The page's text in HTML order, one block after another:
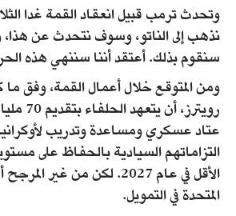
وتحدث ترمب قبيل انعقاد القمة غدا
نذهب إلى الناتو، وسوف نتحدث عن هذا،
سنقوم بذلك. أعتقد أننا سننهي هذه
ومن المتوقع خلال أعمال القمة، وفق
رويترز،
عتاد عسكري ومساعدة وتدريب
التزاماتهم السيادية بالحفاظ على
الأقل في عام 2027. لكن من
المتحدة في التمويل.